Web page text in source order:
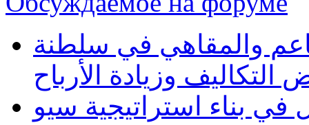
والمقاهي في سلطنة
وزيادة الأرباح
بناء استراتيجية سيو